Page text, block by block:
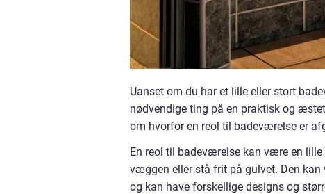
Uanset om du har et lille eller stort
nødvendige ting på en praktisk og
om hvorfor en reol til badeværelse er
En reol til badeværelse kan være en lille
væggen eller stå frit på gulvet. Den
og kan have forskellige designs og